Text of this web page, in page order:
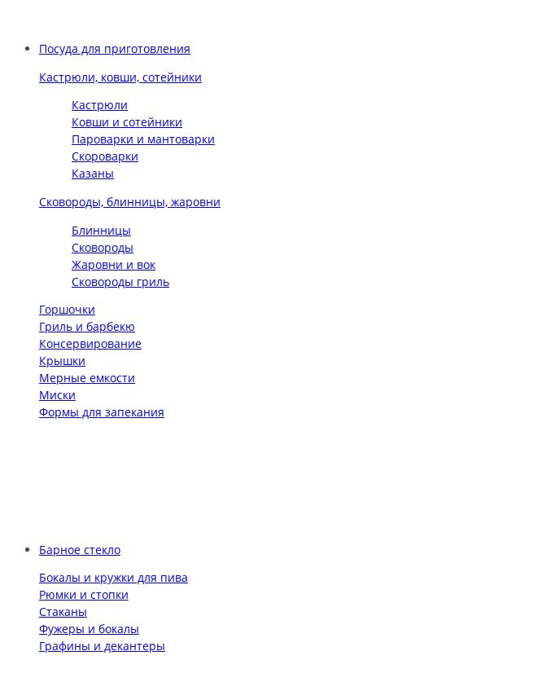
Посуда для приготовления
Кастрюли, ковши, сотейники
Кастрюли
Ковши и сотейники
Пароварки и мантоварки
Скороварки
Казаны
Сковороды, блинницы, жаровни
Блинницы
Сковороды
Жаровни и вок
Сковороды гриль
Горшочки
Гриль и барбекю
Консервирование
Крышки
Мерные емкости
Миски
Формы для запекания
Барное стекло
Бокалы и кружки для пива
Рюмки и стопки
Стаканы
Фужеры и бокалы
Графины и декантеры